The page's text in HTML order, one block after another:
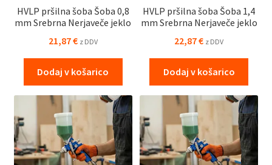
HVLP pršilna šoba Šoba 0,8
mm Srebrna Nerjaveče jeklo
21,87€ z DDV
Dodaj v košarico
HVLP pršilna šoba Šoba 1,4
mm Srebrna Nerjaveče jeklo
22,87€ z DDV
Dodaj v košarico